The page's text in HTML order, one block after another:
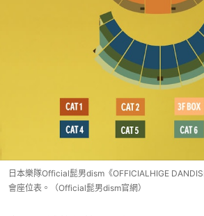
日本樂隊Official髭男dism《OFFICIALHIGE
會座位表。（Official髭男dism官網）